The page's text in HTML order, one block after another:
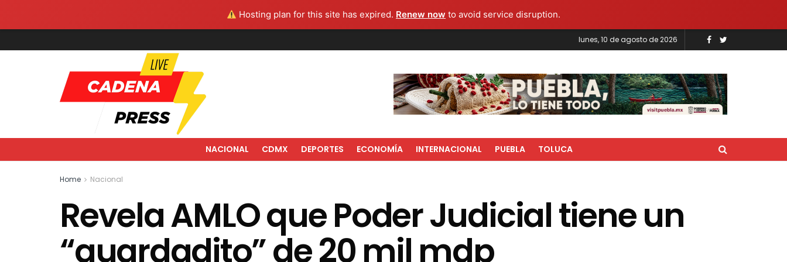
Hosting plan for this site has expired. Renew now to avoid service disruption.
lunes, 10 de agosto de 2026
NACIONAL CDMX DEPORTES ECONOMÍA INTERNACIONAL PUEBLA TOLUCA
Home Nacional
Revela AMLO que Poder Judicial tiene un
“guardadito” de 20 mil mdp